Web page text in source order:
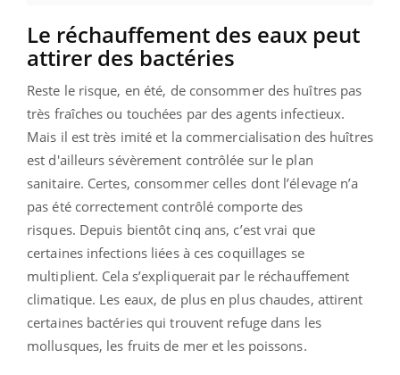
Le réchauffement des eaux peut
attirer des bactéries
Reste le risque, en été, de consommer des huîtres pas
très fraîches ou touchées par des agents infectieux.
Mais il est très imité et la commercialisation des huîtres
est d'ailleurs sévèrement contrôlée sur le plan
sanitaire. Certes, consommer celles dont l’élevage n’a
pas été correctement contrôlé comporte des
risques. Depuis bientôt cinq ans, c’est vrai que
certaines infections liées à ces coquillages se
multiplient. Cela s’expliquerait par le réchauffement
climatique. Les eaux, de plus en plus chaudes, attirent
certaines bactéries qui trouvent refuge dans les
mollusques, les fruits de mer et les poissons.